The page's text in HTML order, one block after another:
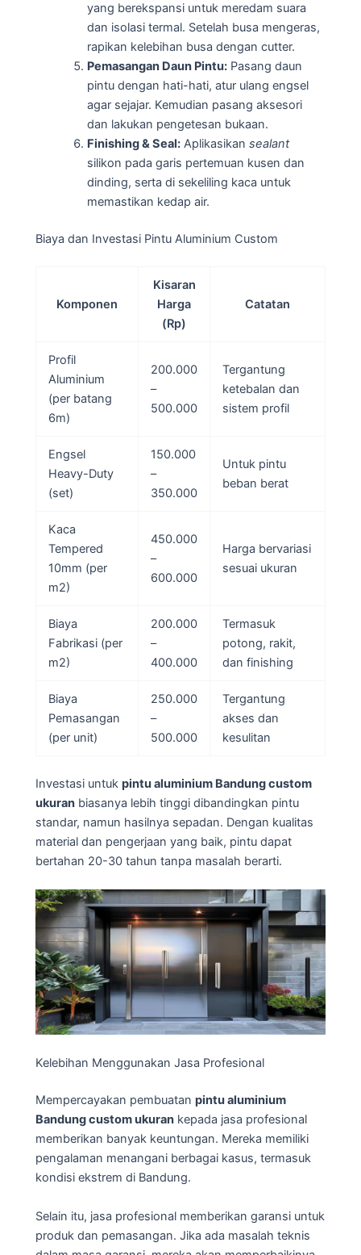
yang berekspansi untuk meredam suara
dan isolasi termal. Setelah busa mengeras,
rapikan kelebihan busa dengan cutter.
Pemasangan Daun Pintu:Pasang daun
pintu dengan hati-hati, atur ulang engsel
agar sejajar. Kemudian pasang aksesori
dan lakukan pengetesan bukaan.
Finishing & Seal:Aplikasikan sealant
silikon pada garis pertemuan kusen dan
dinding, serta di sekeliling kaca untuk
memastikan kedap air.
Biaya dan Investasi Pintu Aluminium Custom
Komponen
Kisaran
Harga
(Rp)
Catatan
Profil
Aluminium
(per batang
6m)
200.000
–
500.000
Tergantung
ketebalan dan
sistem profil
Engsel
Heavy-Duty
(set)
150.000
–
350.000
Untuk pintu
beban berat
Kaca
Tempered
10mm (per
m2)
450.000
–
600.000
Harga bervariasi
sesuai ukuran
Biaya
Fabrikasi (per
m2)
200.000
–
400.000
Termasuk
potong, rakit,
dan finishing
Biaya
Pemasangan
(per unit)
250.000
–
500.000
Tergantung
akses dan
kesulitan
Investasi untuk pintu aluminium Bandung custom
ukuran biasanya lebih tinggi dibandingkan pintu
standar, namun hasilnya sepadan. Dengan kualitas
material dan pengerjaan yang baik, pintu dapat
bertahan 20-30 tahun tanpa masalah berarti.
Kelebihan Menggunakan Jasa Profesional
Mempercayakan pembuatan pintu aluminium
Bandung custom ukuran kepada jasa profesional
memberikan banyak keuntungan. Mereka memiliki
pengalaman menangani berbagai kasus, termasuk
kondisi ekstrem di Bandung.
Selain itu, jasa profesional memberikan garansi untuk
produk dan pemasangan. Jika ada masalah teknis